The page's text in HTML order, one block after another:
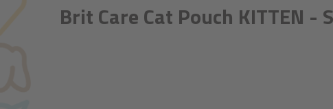
Brit Care Cat Pouch KITTEN -